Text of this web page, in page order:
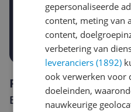
-5%
Prijsalert
Reviews
Er zijn nog geen
gepersonaliseerde
content, meting van
content,
verbetering van
leveranciers (1892)
ook verwerken voor
doeleinden,
nauwkeurige